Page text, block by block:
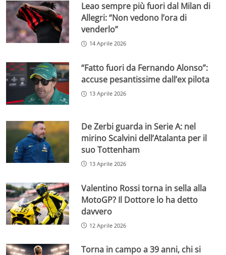
Leao sempre più fuori dal Milan di
Allegri: “Non vedono l’ora di
venderlo”
14 Aprile 2026
“Fatto fuori da Fernando Alonso”:
accuse pesantissime dall’ex pilota
13 Aprile 2026
De Zerbi guarda in Serie A: nel
mirino Scalvini dell’Atalanta per il
suo Tottenham
13 Aprile 2026
Valentino Rossi torna in sella alla
MotoGP? Il Dottore lo ha detto
davvero
12 Aprile 2026
Torna in campo a 39 anni, chi si